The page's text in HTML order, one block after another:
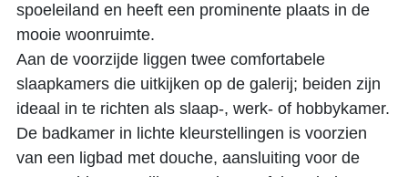
spoeleiland en heeft een prominente plaats in de
mooie woonruimte.
Aan de voorzijde liggen twee comfortabele
slaapkamers die uitkijken op de galerij; beiden zijn
ideaal in te richten als slaap-, werk- of hobbykamer.
De badkamer in lichte kleurstellingen is voorzien
van een ligbad met douche, aansluiting voor de